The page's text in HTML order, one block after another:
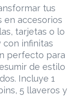
tus
en accesorios
tarjetas o lo
con infinitas
perfecto para
de estilo
Incluye 1
5 llaveros y